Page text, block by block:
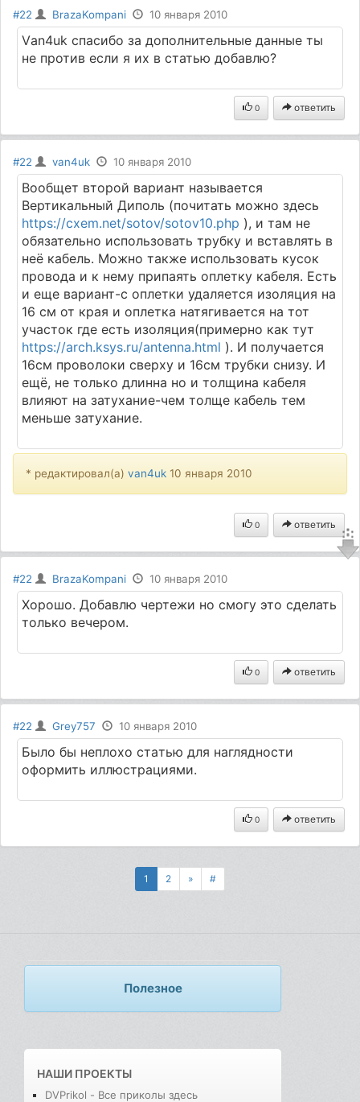
#22 BrazaKompani 10 января 2010
Vаn4uk спасибо за дополнительные данные ты
не против если я их в статью добавлю?
0 ответить
#22 van4uk 10 января 2010
Вообщет второй вариант называется
Вертикальный Диполь (почитать можно здесь
https://cxem.net/sotov/sotov10.php ), и там не
обязательно использовать трубку и вставлять в
неё кабель. Можно также использовать кусок
провода и к нему припаять оплетку кабеля. Есть
и еще вариант-с оплетки удаляется изоляция на
16 см от края и оплетка натягивается на тот
участок где есть изоляция(примерно как тут
https://arch.ksys.ru/antenna.html ). И получается
16см проволоки сверху и 16см трубки снизу. И
ещё, не только длинна но и толщина кабеля
влияют на затухание-чем толще кабель тем
меньше затухание.
* редактировал(а)van4uk 10 января 2010
0 ответить
#22 BrazaKompani 10 января 2010
Хорошо. Добавлю чертежи но смогу это сделать
только вечером.
0 ответить
#22 Grey757 10 января 2010
Было бы нeплохо стaтью для нaглядности
оформить иллюстрaциями.
0 ответить
1 2 » #
Полезное
НАШИ ПРОЕКТЫ
DVPrikol - Все приколы здесь